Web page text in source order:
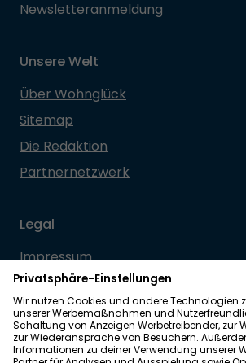
Newsletteranmeldung
Unsere Welt
Über Wohnglück
Sitemap
Die Redaktion
Partnernetzwerk
Legal
Impressum
Datenschutz
Allgemeine Geschäftsbedingungen
Barrierefreiheit